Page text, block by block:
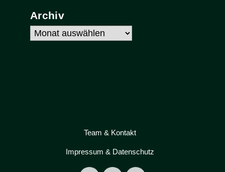
Archiv
Archiv
Team & Kontakt
Impressum & Datenschutz